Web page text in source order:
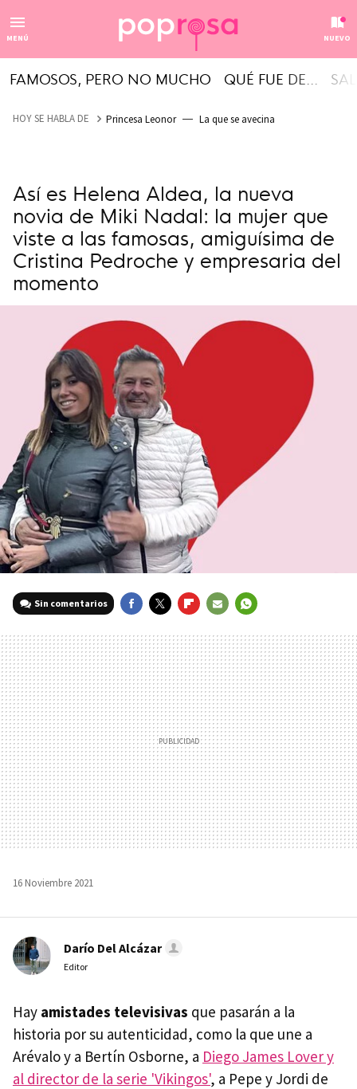
MENÚ NUEVO
FAMOSOS, PERO NO MUCHO QUÉ FUE DE...
HOY SE HABLA DE Princesa Leonor La que se avecina
Así es Helena Aldea, la nueva
novia de Miki Nadal: la mujer que
viste a las famosas, amiguísima de
Cristina Pedroche y empresaria del
momento
Sin comentarios
MAIL
16 Noviembre 2021
Darío Del Alcázar
Editor
Hay amistades televisivas que pasarán a la
historia por su autenticidad, como la que une a
Arévalo y a Bertín Osborne, a Diego James Lover y
al director de la serie 'Vikingos', a Pepe y Jordi de